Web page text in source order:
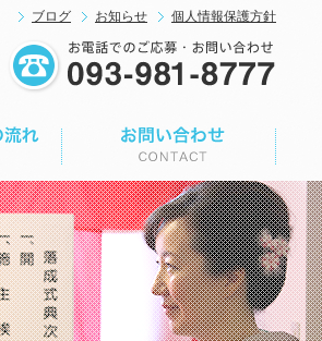
ブログ お知らせ 個人情報保護方針